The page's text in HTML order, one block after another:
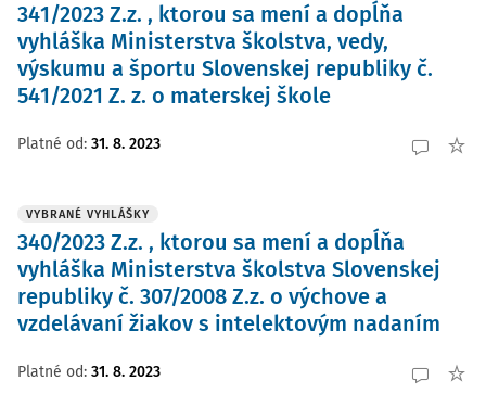
341/2023 Z.z. , ktorou sa mení a dopĺňa
vyhláška Ministerstva školstva, vedy,
výskumu a športu Slovenskej republiky č.
541/2021 Z. z. o materskej škole
Platné od: 31. 8. 2023
VYBRANÉ VYHLÁŠKY
340/2023 Z.z. , ktorou sa mení a dopĺňa
vyhláška Ministerstva školstva Slovenskej
republiky č. 307/2008 Z.z. o výchove a
vzdelávaní žiakov s intelektovým nadaním
Platné od: 31. 8. 2023